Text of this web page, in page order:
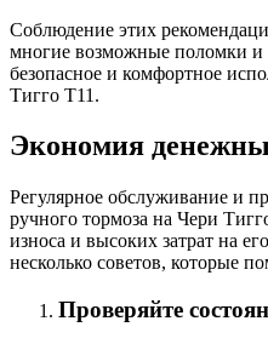
Соблюдение этих
многие возможные поломки и
безопасное и комфортное
Тигго Т11.
Экономия
Регулярное обслуживание и
ручного тормоза на Чери
износа и высоких затрат на
несколько советов, которые
Проверяйте